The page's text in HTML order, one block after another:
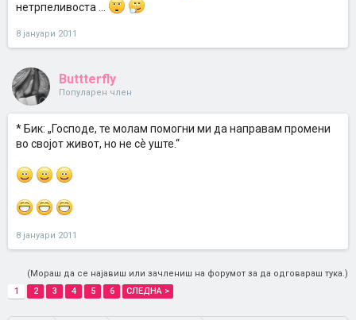
нетрпеливоста ...
8 јануари 2011
Buttterfly
Популарен член
* Бик: „Господе, те молам помогни ми да направам промени
во својот живот, но не сѐ уште.“
8 јануари 2011
(Мораш да се најавиш или зачлениш на форумот за да одговараш тука.)
1
2 3 4 5 6 СЛЕДНА >